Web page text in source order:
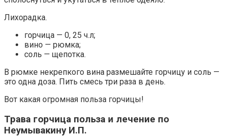
Лихорадка.
горчица — 0, 25 ч.л;
вино — рюмка;
соль — щепотка.
В рюмке некрепкого вина размешайте горчицу и соль —
это одна доза. Пить смесь три раза в день.
Вот какая огромная польза горчицы!
Трава горчица польза и лечение по
Неумывакину И.П.